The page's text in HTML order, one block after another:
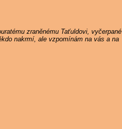
zraněnému Taťuldovi, vyčerpané
nakrmí, ale vzpomínám na vás a na